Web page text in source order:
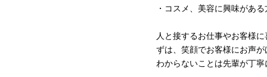
・コスメ、美容に興味があ
人と接するお仕事やお客様
ずは、笑顔でお客様にお声
わからないことは先輩が丁